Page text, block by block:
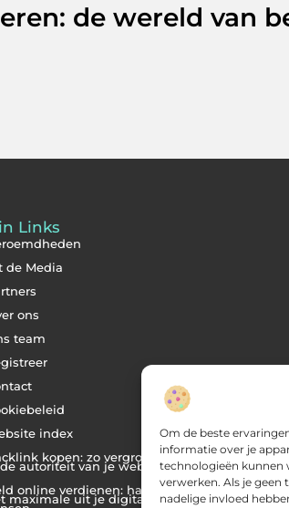
Om de beste
informatie over je
technologieën kunnen
verwerken. Als je
nadelige invloed
de wereld van
Links
de Media
ons
team
index
kopen: zo vergroot
autoriteit van je website
online verdienen: haal
maximale uit je digitale